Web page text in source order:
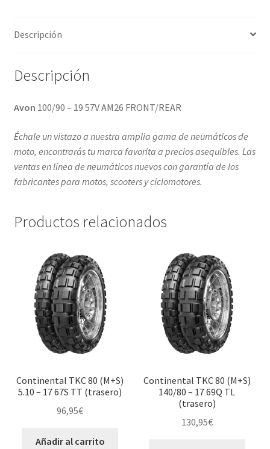
Descripción
Descripción
Avon 100/90 – 19 57V AM26 FRONT/REAR
Échale un vistazo a nuestra amplia gama de neumáticos de
moto, encontrarás tu marca favorita a precios asequibles. Las
ventas en línea de neumáticos nuevos con garantía de los
fabricantes para motos, scooters y ciclomotores.
Productos relacionados
Continental TKC 80 (M+S)
5.10 – 17 67S TT (trasero)
96,95€
Añadir al carrito
Continental TKC 80 (M+S)
140/80 – 17 69Q TL
(trasero)
130,95€